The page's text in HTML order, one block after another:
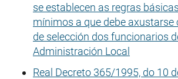
se establecen as regras
mínimos a que debe axustarse
de selección dos funcionarios
Administración Local
Real Decreto 365/1995, do 10